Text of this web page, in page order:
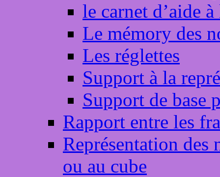
le carnet d’aide
Le mémory des
Les réglettes
Support à la
Support de base
Rapport entre les
Représentation des
ou au cube